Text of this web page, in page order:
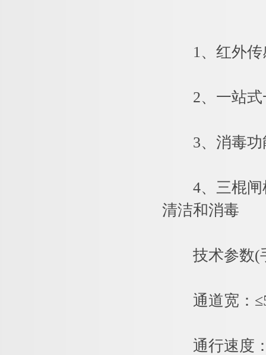
1、红外传感
2、一站式
3、消毒功
4、三棍闸机
清洁和消毒
技术参数(
通道宽：
通行速度：